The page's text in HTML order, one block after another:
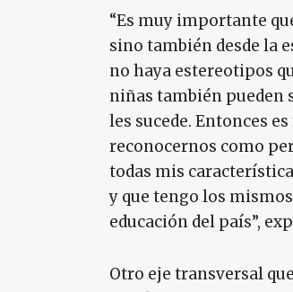
“Es muy importante
sino también desde la
no haya estereotipos
niñas también pueden
les sucede. Entonces
reconocernos como
todas mis
y que tengo los
educación del país”,
Otro eje transversal